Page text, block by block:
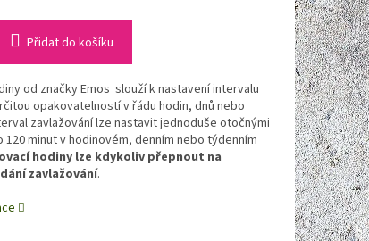
Přidat do košíku
od značky Emos slouží k nastavení intervalu
opakovatelností v řádu hodin, dnů nebo
zavlažování lze nastavit jednoduše otočnými
120 minut v hodinovém, denním nebo týdenním
hodiny lze kdykoliv přepnout na
zavlažování.